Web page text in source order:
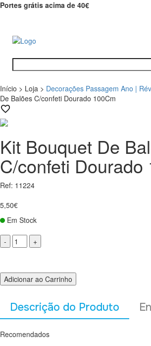
Portes grátis acima de 40€
Início > Loja > Decorações Passagem Ano |
De Balões C/confeti Dourado 100Cm
Kit Bouquet De
C/confeti Dourado
Ref: 11224
5,50€
Em Stock
Adicionar ao Carrinho
Descrição do Produto
Recomendados